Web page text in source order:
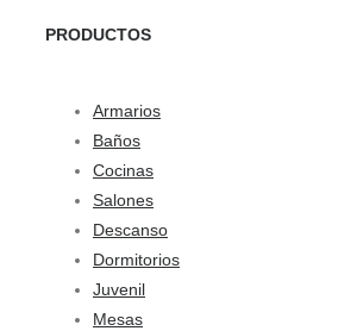
PRODUCTOS
Armarios
Baños
Cocinas
Salones
Descanso
Dormitorios
Juvenil
Mesas